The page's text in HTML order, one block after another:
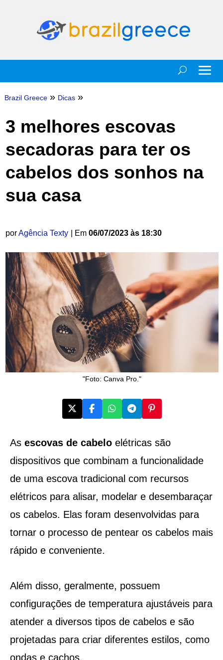
Brazil Greece » Dicas »
3 melhores escovas
secadoras para ter os
cabelos dos sonhos na
sua casa
porAgência Texty | Em 06/07/2023 às 18:30
"Foto: Canva Pro."
As escovas de cabeloelétricas são
dispositivos que combinam a funcionalidade
de uma escova tradicional com recursos
elétricos para alisar, modelar e desembaraçar
os cabelos. Elas foram desenvolvidas para
tornar o processo de pentear os cabelos mais
rápido e conveniente.
Além disso, geralmente, possuem
configurações de temperatura ajustáveis para
atender a diversos tipos de cabelos e são
projetadas para criar diferentes estilos, como
ondas e cachos.